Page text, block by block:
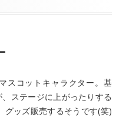
スコットキャラクター。基
ステージに上がったりする
グッズ販売するそうです(笑)